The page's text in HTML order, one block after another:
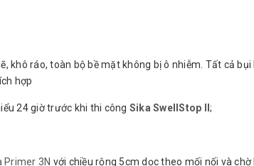
khô ráo, toàn bộ bề mặt không bị ô nhiễm. Tất cả
hợp
24 giờ trước khi thi công Sika SwellStop II;
Primer 3N với chiều rộng 5cm dọc theo mối nối và